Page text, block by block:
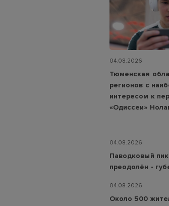
04.08.2026
Тюменская
регионов с
интересом к
«Одиссеи»
04.08.2026
Паводковый
преодолён -
04.08.2026
Около 500